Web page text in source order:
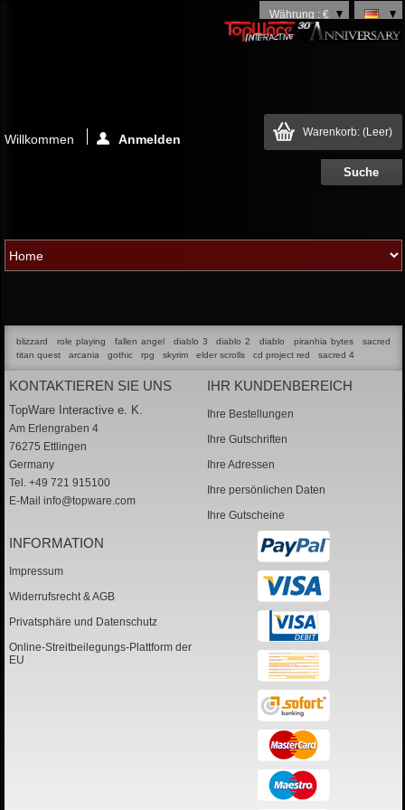
Währung : €
Warenkorb: (Leer)
Willkommen Anmelden
blizzard role playing fallen angel diablo 3 diablo 2 diablo piranhia bytes
sacred
titan quest
arcania gothic rpg skyrim elder scrolls cd project red sacred 4
KONTAKTIEREN SIE UNS
TopWare Interactive e. K.
Am Erlengraben 4
76275 Ettlingen
Germany
Tel. +49 721 915100
E-Mail info@topware.com
IHR KUNDENBEREICH
Ihre Bestellungen
Ihre Gutschriften
Ihre Adressen
Ihre persönlichen Daten
Ihre Gutscheine
INFORMATION
Impressum
Widerrufsrecht & AGB
Privatsphäre und Datenschutz
Online-Streitbeilegungs-Plattform der
EU